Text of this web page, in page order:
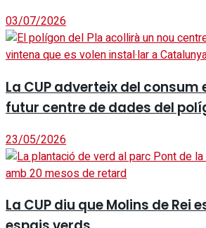
03/07/2026
La CUP adverteix del consum
futur centre de dades del
23/05/2026
La CUP diu que Molins de Rei